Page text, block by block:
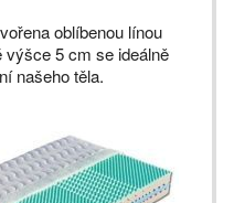
oblíbenou línou
5 cm se ideálně
našeho těla.